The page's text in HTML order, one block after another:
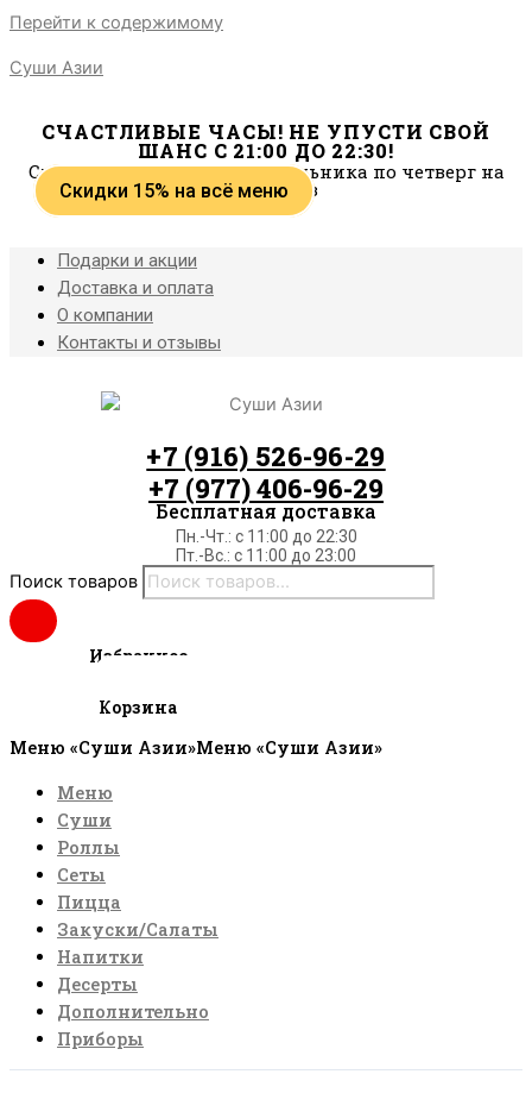
Перейти к содержимому
Суши Азии
СЧАСТЛИВЫЕ ЧАСЫ! НЕ УПУСТИ СВОЙ
ШАНС С 21:00 ДО 22:30!
Скидки действуют с понедельника по четверг на
самовывоз
Скидки 15% на всё меню
Подарки и акции
Доставка и оплата
О компании
Контакты и отзывы
+7 (916) 526-96-29
+7 (977) 406-96-29
Бесплатная доставка
Пн.-Чт.: c 11:00 до 22:30
Пт.-Вс.: с 11:00 до 23:00
Поиск товаров
Избранное
Корзина
Меню «Суши Азии»Меню «Суши Азии»
Меню
Суши
Роллы
Сеты
Пицца
Закуски/Салаты
Напитки
Десерты
Дополнительно
Приборы